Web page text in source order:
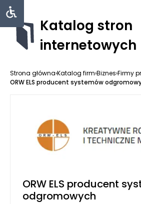
Katalog stron
internetowych
Strona główna›Katalog firm›Biznes›Firmy
ORW ELS producent systemów
ORW ELS producent
odgromowych